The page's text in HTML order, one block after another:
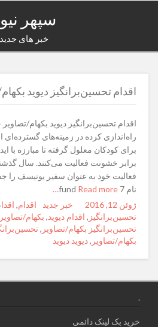
سپهر
خبر های جدید
اقدام تحسین‌برانگیز دیوید
اقدام تحسین‌برانگیز دیوید بکهام/
راه‌اندازی کرده در زمینه‌های
برای کودکان معلول گرفته تا مبارزه با
برابر خشونت فعالیت می‌کنند. سال
فعالیت خود به عنوان سفیر یونیسف
نام 7 fund
Read more…
Posted
on
ژوئن 12, 2016 Author
Categories
خبر جدید Tags
اقدام,
تحسین‌برانگیز , اقدام دیوید, بکهام/
تحسین‌برانگیز بکهام/تصاویر ,
بکهام/تصاویر ,دیوید دیوید
.
خرید بک لینک دائمی